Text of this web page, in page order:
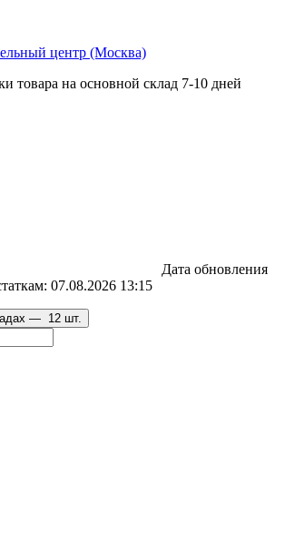
центр (Москва)
товара на основной склад 7-10 дней
Дата обновления
07.08.2026 13:15
— 12 шт.